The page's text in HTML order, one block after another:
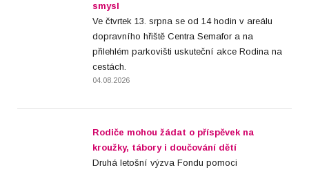
smysl
Ve čtvrtek 13. srpna se od 14 hodin v areálu
dopravního hřiště Centra Semafor a na
přilehlém parkovišti uskuteční akce Rodina na
cestách.
04.08.2026
Rodiče mohou žádat o příspěvek na
kroužky, tábory i doučování dětí
Druhá letošní výzva Fondu pomoci